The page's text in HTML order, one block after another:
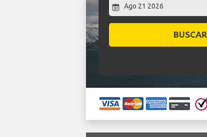
BUSCAR